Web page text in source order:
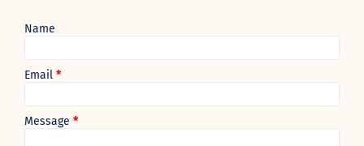
Name
Email *
Message *